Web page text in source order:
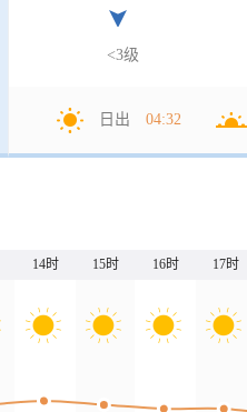
<3级
日出 04:32
14时 15时 16时 17时